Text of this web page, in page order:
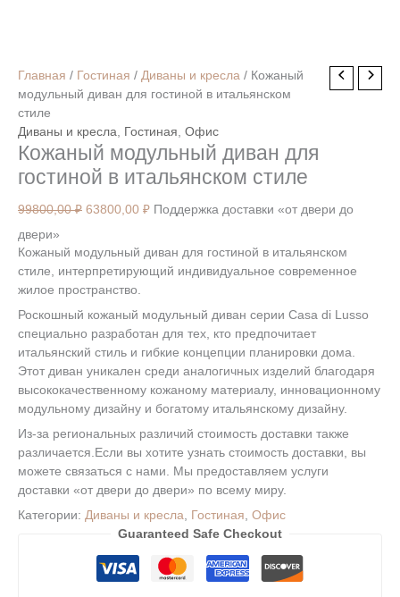
Главная / Гостиная / Диваны и кресла / Кожаный
модульный диван для гостиной в итальянском
стиле
Диваны и кресла, Гостиная, Офис
Кожаный модульный диван для
гостиной в итальянском стиле
99800,00₽
Первоначальная
цена
99800,00 ₽.
63800,00 ₽
Текущая
цена:
Поддержка доставки «от двери до
двери»
Кожаный модульный диван для гостиной в итальянском
стиле, интерпретирующий индивидуальное современное
жилое пространство.
Роскошный кожаный модульный диван серии Casa di Lusso
специально разработан для тех, кто предпочитает
итальянский стиль и гибкие концепции планировки дома.
Этот диван уникален среди аналогичных изделий благодаря
высококачественному кожаному материалу, инновационному
модульному дизайну и богатому итальянскому дизайну.
Из-за региональных различий стоимость доставки также
различается.Если вы хотите узнать стоимость доставки, вы
можете связаться с нами. Мы предоставляем услуги
доставки «от двери до двери» по всему миру.
Категории: Диваны и кресла Гостиная Офис
Guaranteed Safe Checkout